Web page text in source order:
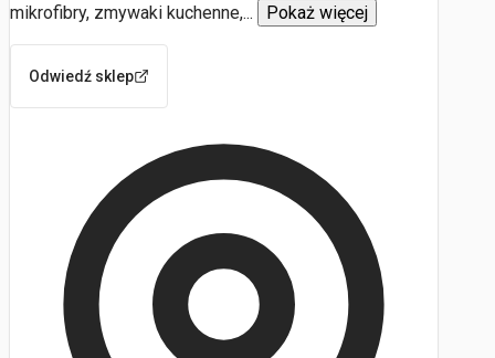
mikrofibry, zmywaki kuchenne,... Pokaż więcej
Odwiedź sklep